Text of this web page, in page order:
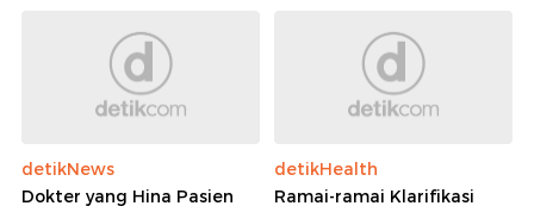
detikNews
Dokter yang Hina Pasien
detikHealth
Ramai-ramai Klarifikasi